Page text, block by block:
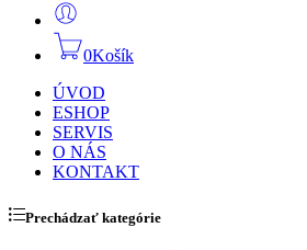
0Košík
ÚVOD
ESHOP
SERVIS
O NÁS
KONTAKT
Prechádzať kategórie